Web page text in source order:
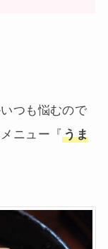
つも悩むので
ニュー『うま